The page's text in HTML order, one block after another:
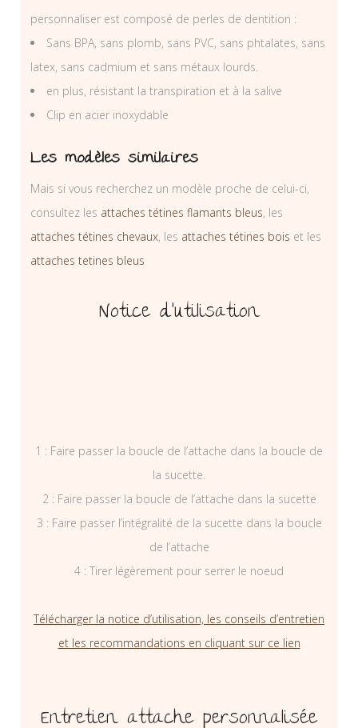
personnaliser est composé de perles de dentition :
Sans BPA, sans plomb, sans PVC, sans phtalates, sans
latex, sans cadmium et sans métaux lourds.
en plus, résistant la transpiration et à la salive
Clip en acier inoxydable
Les modèles similaires
Mais si vous recherchez un modèle proche de celui-ci,
consultez les attaches tétines flamants bleus, les
attaches tétines chevaux, les attaches tétines bois et les
attaches tetines bleus
Notice d’utilisation
1 : Faire passer la boucle de l’attache dans la boucle de
la sucette.
2 : Faire passer la boucle de l’attache dans la sucette
3 : Faire passer l’intégralité de la sucette dans la boucle
de l’attache
4 : Tirer légèrement pour serrer le noeud
Télécharger la notice d’utilisation, les conseils d’entretien
et les recommandations en cliquant sur ce lien
Entretien attache personnalisée